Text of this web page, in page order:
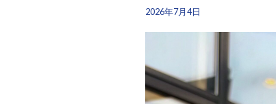
2026年7月4日